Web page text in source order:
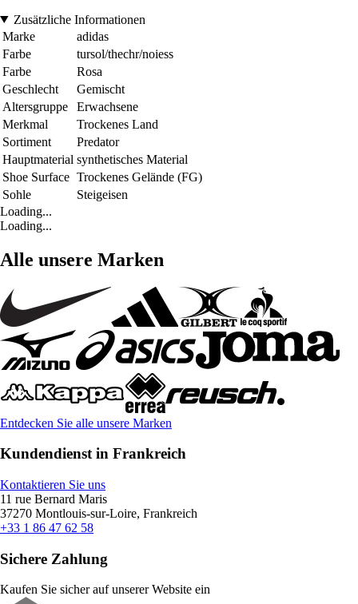
Zusätzliche Informationen
Marke
adidas
Farbe
tursol/thechr/noiess
Farbe
Rosa
Geschlecht
Gemischt
Altersgruppe
Erwachsene
Merkmal
Trockenes Land
Sortiment
Predator
Hauptmaterial synthetisches Material
Shoe Surface Trockenes Gelände (FG)
Sohle
Steigeisen
Loading...
Loading...
Alle unsere Marken
Entdecken Sie alle unsere Marken
Kundendienst in Frankreich
Kontaktieren Sie uns
11 rue Bernard Maris
37270 Montlouis-sur-Loire, Frankreich
+33 1 86 47 62 58
Sichere Zahlung
Kaufen Sie sicher auf unserer Website ein